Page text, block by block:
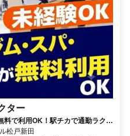
ター
料で利用OK！駅チカで通勤ラクラ
松戸新田